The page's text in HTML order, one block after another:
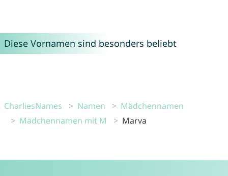
Diese Vornamen sind besonders beliebt
CharliesNames Namen
Mädchennamen
Mädchennamen mit M
Marva